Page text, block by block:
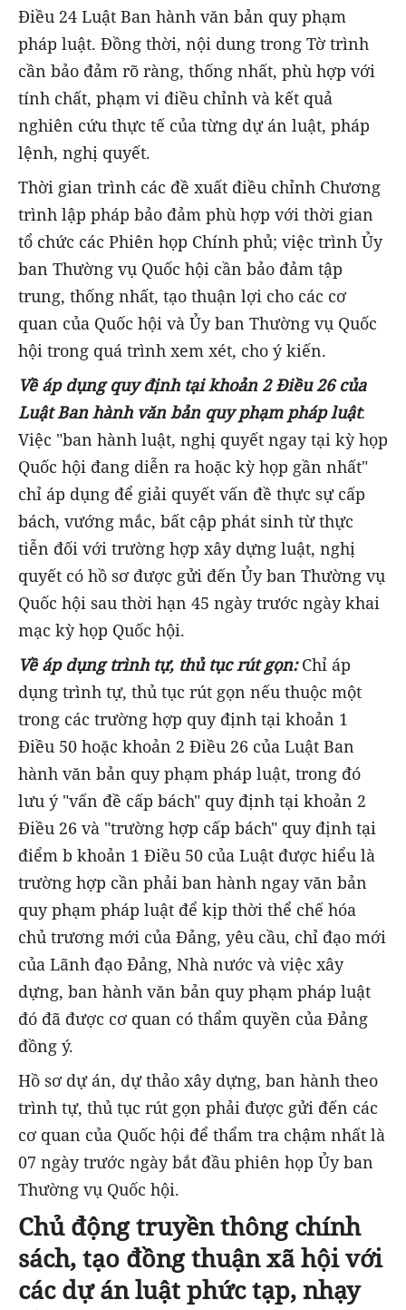
Điều 24 Luật Ban hành văn bản quy phạm
pháp luật. Đồng thời, nội dung trong Tờ trình
cần bảo đảm rõ ràng, thống nhất, phù hợp với
tính chất, phạm vi điều chỉnh và kết quả
nghiên cứu thực tế của từng dự án luật, pháp
lệnh, nghị quyết.
Thời gian trình các đề xuất điều chỉnh Chương
trình lập pháp bảo đảm phù hợp với thời gian
tổ chức các Phiên họp Chính phủ; việc trình Ủy
ban Thường vụ Quốc hội cần bảo đảm tập
trung, thống nhất, tạo thuận lợi cho các cơ
quan của Quốc hội và Ủy ban Thường vụ Quốc
hội trong quá trình xem xét, cho ý kiến.
Về áp dụng quy định tại khoản 2 Điều 26 của
Luật Ban hành văn bản quy phạm pháp luật:
Việc "ban hành luật, nghị quyết ngay tại kỳ họp
Quốc hội đang diễn ra hoặc kỳ họp gần nhất"
chỉ áp dụng để giải quyết vấn đề thực sự cấp
bách, vướng mắc, bất cập phát sinh từ thực
tiễn đối với trường hợp xây dựng luật, nghị
quyết có hồ sơ được gửi đến Ủy ban Thường vụ
Quốc hội sau thời hạn 45 ngày trước ngày khai
mạc kỳ họp Quốc hội.
Về áp dụng trình tự, thủ tục rút gọn:Chỉ áp
dụng trình tự, thủ tục rút gọn nếu thuộc một
trong các trường hợp quy định tại khoản 1
Điều 50 hoặc khoản 2 Điều 26 của Luật Ban
hành văn bản quy phạm pháp luật, trong đó
lưu ý "vấn đề cấp bách" quy định tại khoản 2
Điều 26 và "trường hợp cấp bách" quy định tại
điểm b khoản 1 Điều 50 của Luật được hiểu là
trường hợp cần phải ban hành ngay văn bản
quy phạm pháp luật để kịp thời thể chế hóa
chủ trương mới của Đảng, yêu cầu, chỉ đạo mới
của Lãnh đạo Đảng, Nhà nước và việc xây
dựng, ban hành văn bản quy phạm pháp luật
đó đã được cơ quan có thẩm quyền của Đảng
đồng ý.
Hồ sơ dự án, dự thảo xây dựng, ban hành theo
trình tự, thủ tục rút gọn phải được gửi đến các
cơ quan của Quốc hội để thẩm tra chậm nhất là
07 ngày trước ngày bắt đầu phiên họp Ủy ban
Thường vụ Quốc hội.
Chủ động truyền thông chính
sách, tạo đồng thuận xã hội với
các dự án luật phức tạp, nhạy